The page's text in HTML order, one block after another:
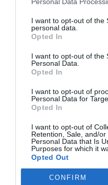
I want to opt-out of the
personal data.
Opted In
I want to opt-out of the
Personal Data.
Opted In
I want to opt-out of
Personal Data for
Opted In
I want to opt-out of
Retention, Sale, and/
Personal Data that Is
Purposes for which it
Opted Out
CONFIRM
ELS MÉS
AVUI
EL